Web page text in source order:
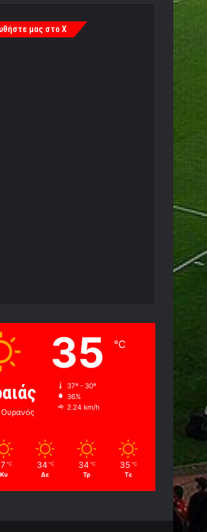
μας στο X
Ουρανός
35 ℃
37º - 30º
36%
2.24 km/h
℃
Κυ
34 ℃
Δε
34 ℃
Τρ
35 ℃
Τε